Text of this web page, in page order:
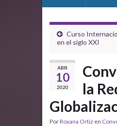
Curso
en el siglo XXI
ABR
10
2020
la
PorRoxana Ortiz en